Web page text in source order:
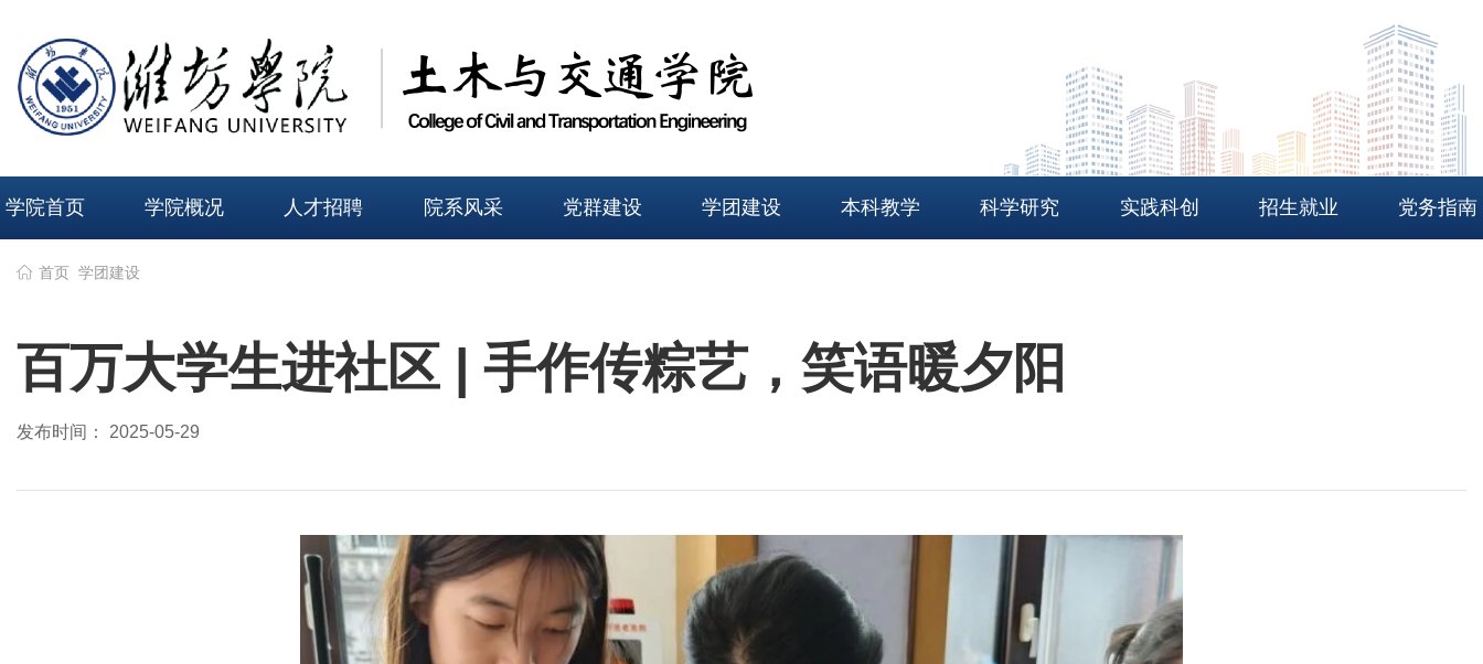
学院首页 学院概况 人才招聘 院系风采 党群建设 学团建设 本科教学 科学研究 实践科创 招生就业 党务指南
首页 学团建设
百万大学生进社区 | 手作传粽艺，笑语暖夕阳
发布时间： 2025-05-29